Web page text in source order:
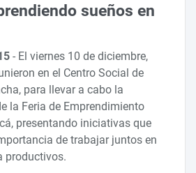
sueños en
- El viernes 10 de diciembre,
en el Centro Social de
para llevar a cabo la
la Feria de Emprendimiento
presentando iniciativas que
de trabajar juntos en
productivos.